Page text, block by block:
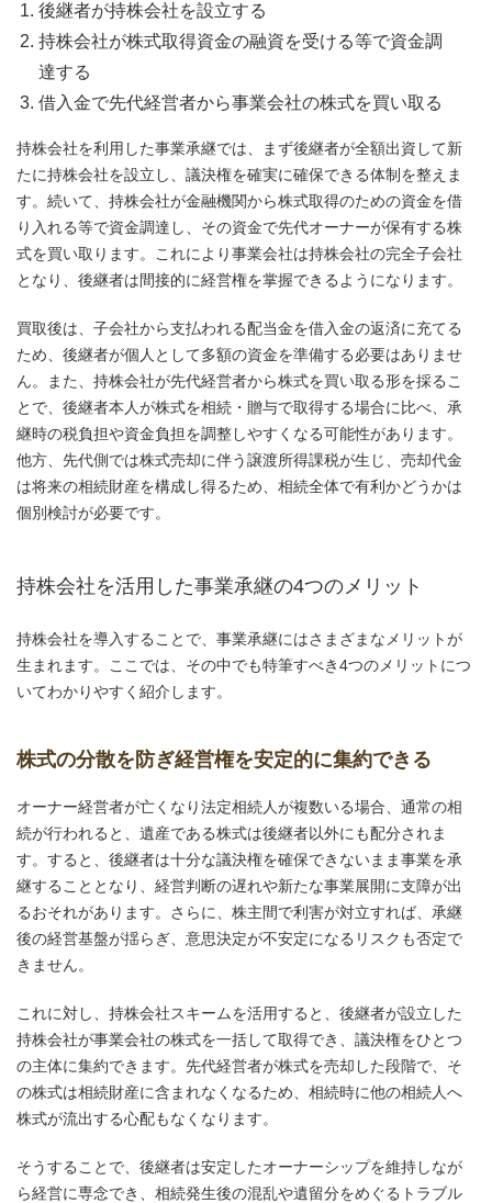
後継者が持株会社を設立する
持株会社が株式取得資金の融資を受ける等で資金調
達する
借入金で先代経営者から事業会社の株式を買い取る
持株会社を利用した事業承継では、まず後継者が全額出資して新
たに持株会社を設立し、議決権を確実に確保できる体制を整えま
す。続いて、持株会社が金融機関から株式取得のための資金を借
り入れる等で資金調達し、その資金で先代オーナーが保有する株
式を買い取ります。これにより事業会社は持株会社の完全子会社
となり、後継者は間接的に経営権を掌握できるようになります。
買取後は、子会社から支払われる配当金を借入金の返済に充てる
ため、後継者が個人として多額の資金を準備する必要はありませ
ん。また、持株会社が先代経営者から株式を買い取る形を採るこ
とで、後継者本人が株式を相続・贈与で取得する場合に比べ、承
継時の税負担や資金負担を調整しやすくなる可能性があります。
他方、先代側では株式売却に伴う譲渡所得課税が生じ、売却代金
は将来の相続財産を構成し得るため、相続全体で有利かどうかは
個別検討が必要です。
持株会社を活用した事業承継の4つのメリット
持株会社を導入することで、事業承継にはさまざまなメリットが
生まれます。ここでは、その中でも特筆すべき4つのメリットにつ
いてわかりやすく紹介します。
株式の分散を防ぎ経営権を安定的に集約できる
オーナー経営者が亡くなり法定相続人が複数いる場合、通常の相
続が行われると、遺産である株式は後継者以外にも配分されま
す。すると、後継者は十分な議決権を確保できないまま事業を承
継することとなり、経営判断の遅れや新たな事業展開に支障が出
るおそれがあります。さらに、株主間で利害が対立すれば、承継
後の経営基盤が揺らぎ、意思決定が不安定になるリスクも否定で
きません。
これに対し、持株会社スキームを活用すると、後継者が設立した
持株会社が事業会社の株式を一括して取得でき、議決権をひとつ
の主体に集約できます。先代経営者が株式を売却した段階で、そ
の株式は相続財産に含まれなくなるため、相続時に他の相続人へ
株式が流出する心配もなくなります。
そうすることで、後継者は安定したオーナーシップを維持しなが
ら経営に専念でき、相続発生後の混乱や遺留分をめぐるトラブル